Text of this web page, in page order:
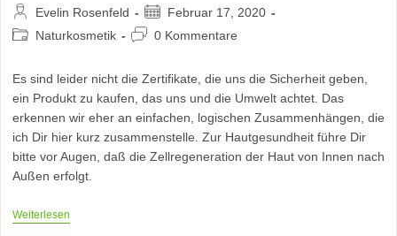
Beitrags-
Autor:
Evelin Rosenfeld
Beitrag
veröffentlicht:
Februar 17, 2020
Beitrags-Naturkosmetik
Beitrags-0 Kommentare
Es sind leider nicht die Zertifikate, die uns die Sicherheit geben,
ein Produkt zu kaufen, das uns und die Umwelt achtet. Das
erkennen wir eher an einfachen, logischen Zusammenhängen, die
ich Dir hier kurz zusammenstelle. Zur Hautgesundheit führe Dir
bitte vor Augen, daß die Zellregeneration der Haut von Innen nach
Außen erfolgt.
WeiterlesenBio,